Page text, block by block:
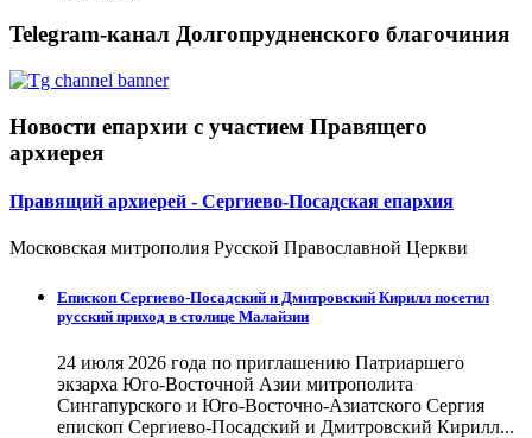
Telegram-канал Долгопрудненского благочиния
Новости епархии с участием Правящего
архиерея
Правящий архиерей - Сергиево-Посадская епархия
Московская митрополия Русской Православной Церкви
Епископ Сергиево-Посадский и Дмитровский Кирилл посетил
русский приход в столице Малайзии
24 июля 2026 года по приглашению Патриаршего
экзарха Юго-Восточной Азии митрополита
Сингапурского и Юго-Восточно-Азиатского Сергия
епископ Сергиево-Посадский и Дмитровский Кирилл...